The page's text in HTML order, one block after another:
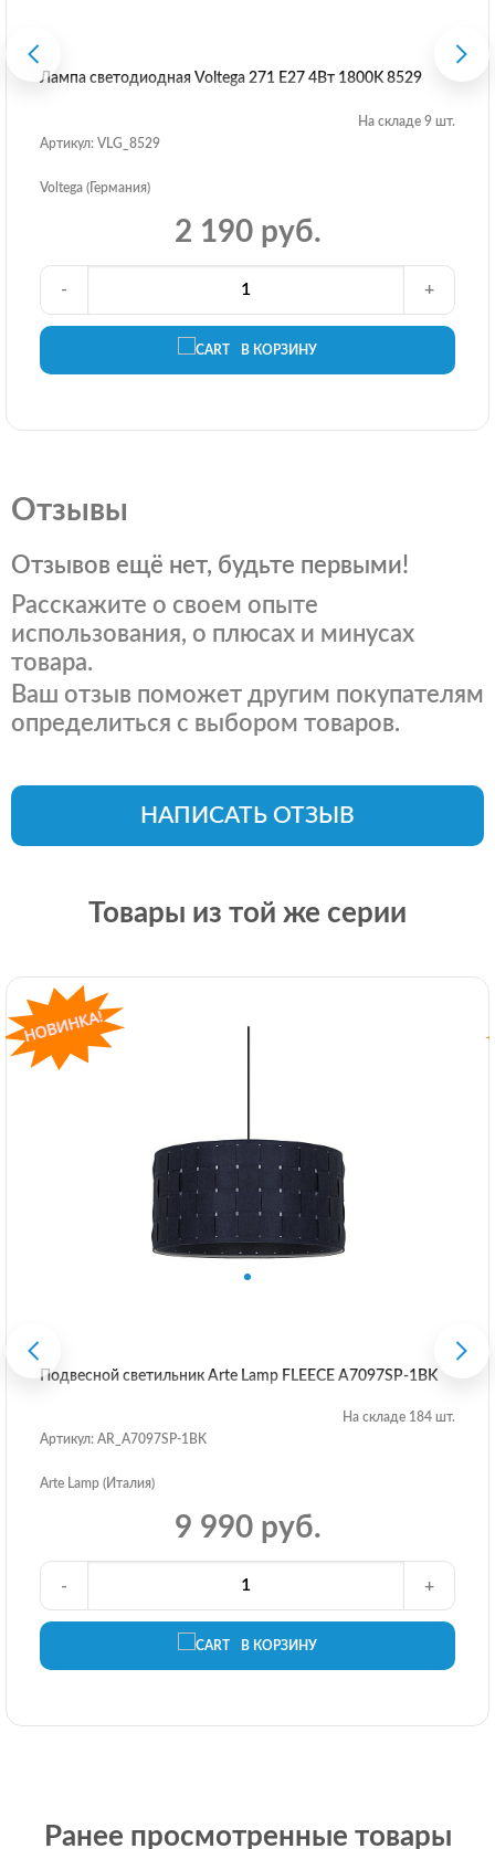
Лампа светодиодная Voltega 271 E27 4Вт 1800K 8529
На складе 9 шт.
Артикул: VLG_8529
Voltega (Германия)
2 190 руб.
В КОРЗИНУ
- +
Отзывы
Отзывов ещё нет, будьте первыми!
Расскажите о своем опыте
использования, о плюсах и минусах
товара.
Ваш отзыв поможет другим покупателям
определиться с выбором товаров.
НАПИСАТЬ ОТЗЫВ
Товары из той же серии
Подвесной светильник Arte Lamp FLEECE A7097SP-1BK
На складе 184 шт.
Артикул: AR_A7097SP-1BK
Arte Lamp (Италия)
9 990 руб.
В КОРЗИНУ
- +
Ранее просмотренные товары